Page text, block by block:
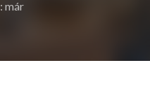
már